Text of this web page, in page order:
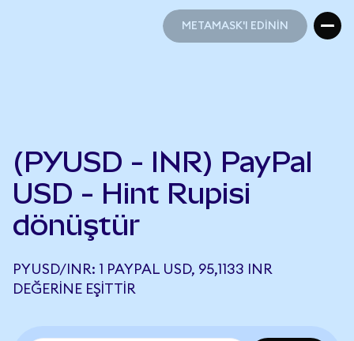
METAMASK'I EDİNİN
(PYUSD - INR) PayPal
USD - Hint Rupisi
dönüştür
PYUSD/INR: 1 PAYPAL USD, 95,1133 INR
DEĞERINE EŞITTIR